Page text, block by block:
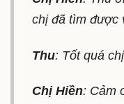
chị đã tìm được
Thu: Tốt quá
Chị Hiền: Cảm